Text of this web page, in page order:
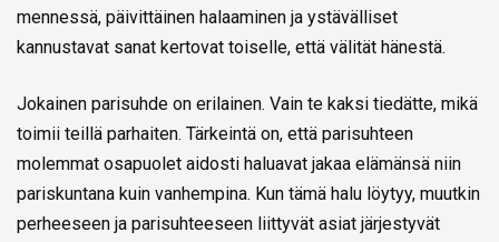
mennessä, päivittäinen halaaminen ja ystävälliset
kannustavat sanat kertovat toiselle, että välität hänestä.
Jokainen parisuhde on erilainen. Vain te kaksi tiedätte, mikä
toimii teillä parhaiten. Tärkeintä on, että parisuhteen
molemmat osapuolet aidosti haluavat jakaa elämänsä niin
pariskuntana kuin vanhempina. Kun tämä halu löytyy, muutkin
perheeseen ja parisuhteeseen liittyvät asiat järjestyvät